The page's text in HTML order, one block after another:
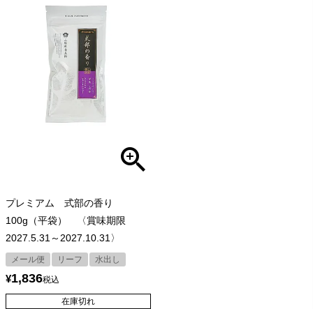
プレミアム 式部の香り
100g（平袋） 〈賞味期限
2027.5.31～2027.10.31〉
メール便 リーフ 水出し
¥1,836税込
在庫切れ